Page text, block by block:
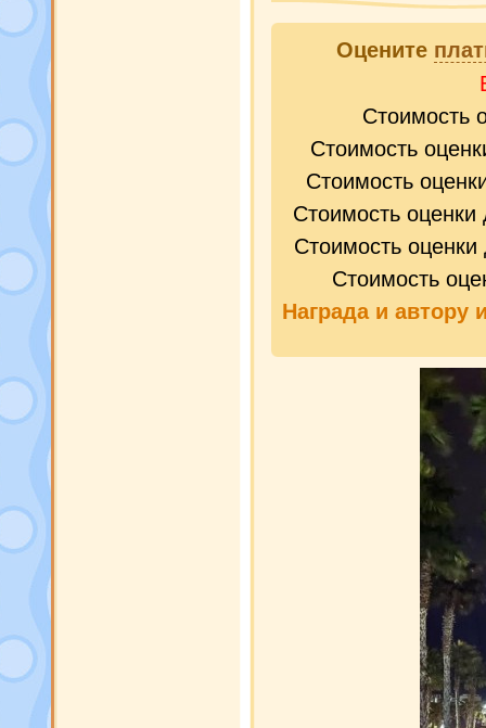
Оцените
Стоимость
Стоимость
Стоимость
Стоимость
Стоимость
Стоимость
Награда и автору